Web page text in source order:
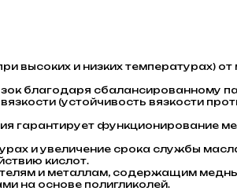
высоких и низких температурах) от
благодаря сбалансированному
(устойчивость вязкости
гарантирует функционирование
и увеличение срока службы
кислот.
и металлам, содержащим
на основе полигликолей.